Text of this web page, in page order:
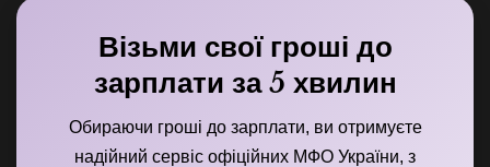
Візьми свої гроші до
зарплати за 5 хвилин
Обираючи гроші до зарплати, ви отримуєте
надійний сервіс офіційних МФО України, з